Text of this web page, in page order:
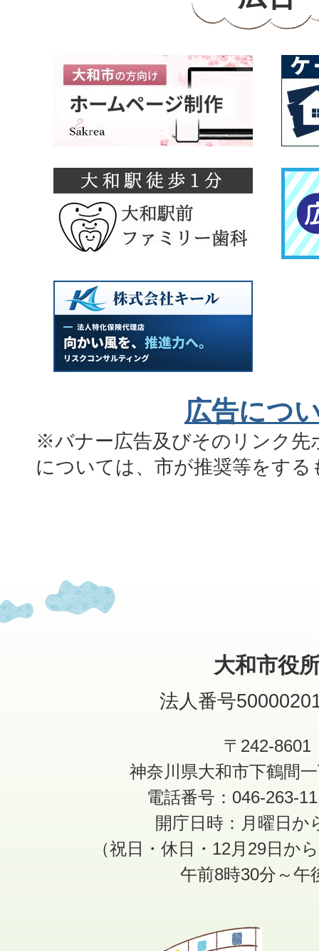
広告につ
※バナー広告及びそのリンク先
については、市が推奨等をす
大和市役
法人番号
〒242-8601
神奈川県大和市下鶴間
電話番号：046-263-
開庁日時：月曜日か
（祝日・休日・12月29日か
午前8時30分～午